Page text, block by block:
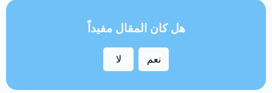
هل كان المقال مفيداً
نعم لا